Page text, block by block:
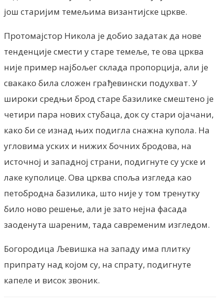
још старијим темељима византијске цркве.
Протомајстор Никола је добио задатак да нове
тенденције смести у старе темеље, те ова црква
није пример најбољег склада пропорција, али је
свакако била сложен грађевински подухват. У
широки средњи брод старе базилике смештено је
четири пара нових стубаца, док су стари ојачани,
како би се изнад њих подигла снажна купола. На
угловима уских и нижих бочних бродова, на
источној и западној страни, подигнуте су уске и
лаке куполице. Ова црква споља изгледа као
петобродна базилика, што није у том тренутку
било ново решење, али је зато нејна фасада
заоденута шареним, тада савременим изгледом.
Богородица Љевишка на западу има плитку
припрату над којом су, на спрату, подигнуте
капеле и висок звоник.